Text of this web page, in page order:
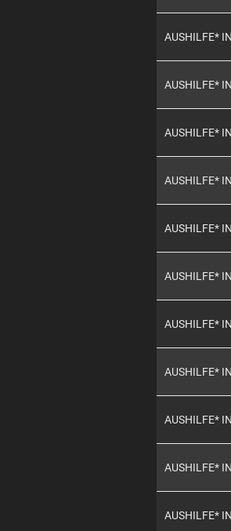
AUSHILFE*
AUSHILFE*
AUSHILFE*
AUSHILFE*
AUSHILFE*
AUSHILFE*
AUSHILFE*
AUSHILFE*
AUSHILFE*
AUSHILFE*
AUSHILFE*